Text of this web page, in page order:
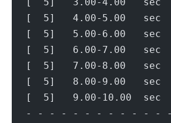
[  5]   4.00-5.00   sec
[  5]   5.00-6.00   sec
[  5]   6.00-7.00   sec
[  5]   7.00-8.00   sec
[  5]   8.00-9.00   sec
[  5]   9.00-10.00
- - - - - - - - - - - -